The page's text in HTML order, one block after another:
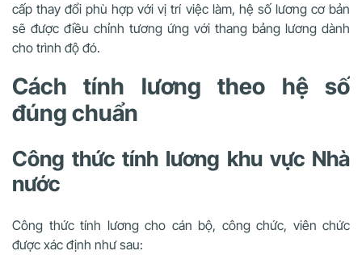
cấp thay đổi phù hợp với vị trí việc làm, hệ số lương cơ bản
sẽ được điều chỉnh tương ứng với thang bảng lương dành
cho trình độ đó.
Cách tính lương theo hệ số
đúng chuẩn
Công thức tính lương khu vực Nhà
nước
Công thức tính lương cho cán bộ, công chức, viên chức
được xác định như sau: